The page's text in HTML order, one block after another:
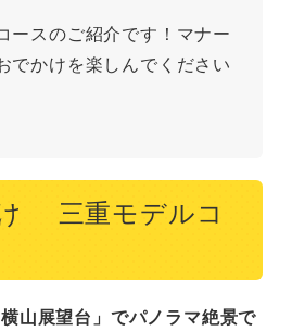
ースのご紹介です！マナー
でかけを楽しんでください
三重モデルコ
横山展望台」でパノラマ絶景で